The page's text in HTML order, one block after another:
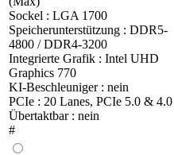
Sockel : LGA 1700
Speicherunterstützung : DDR5-
4800 / DDR4-3200
Integrierte Grafik : Intel UHD
Graphics 770
KI-Beschleuniger : nein
PCIe : 20 Lanes, PCIe 5.0 & 4.0
Übertaktbar : nein
#